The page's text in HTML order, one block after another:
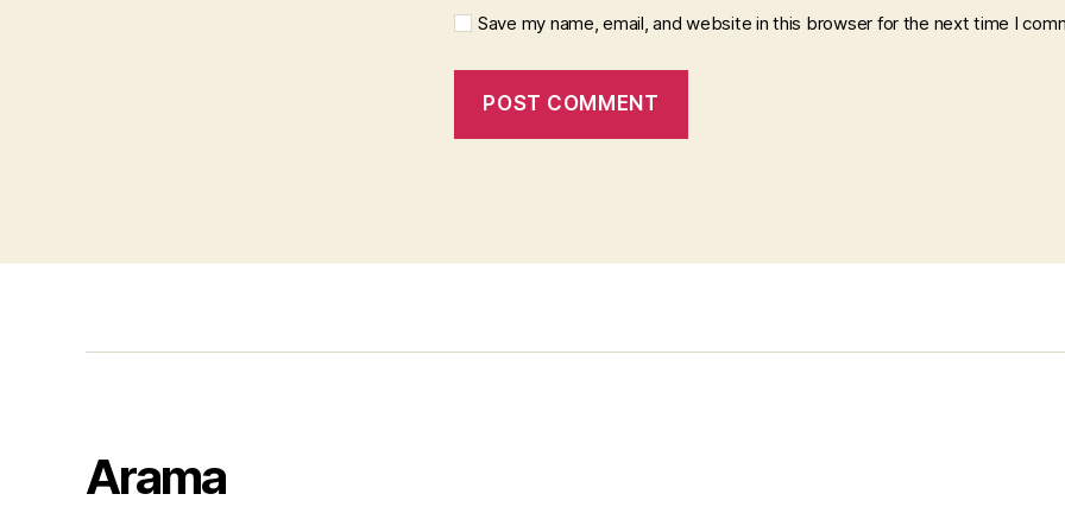
Save my name, email, and website in this browser for the next time I
Arama